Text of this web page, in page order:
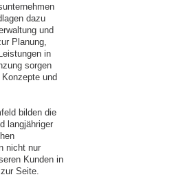
dazu
und
Planung,
in
sorgen
und
bilden die
langjähriger
nicht nur
Kunden in
Seite.